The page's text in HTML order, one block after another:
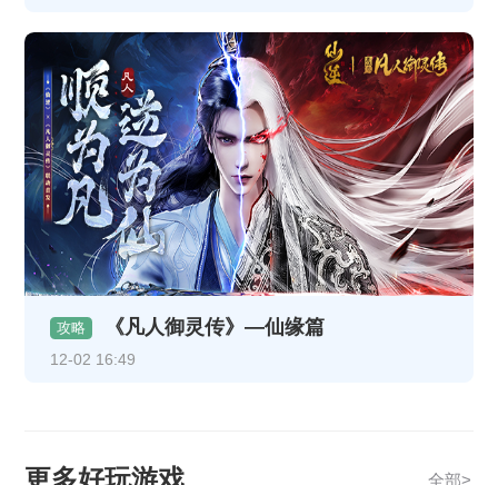
攻略 《凡人御灵传》—仙缘篇
12-02 16:49
全部>